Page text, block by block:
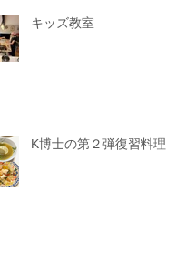
キッズ教室
K博士の第２弾復習料理